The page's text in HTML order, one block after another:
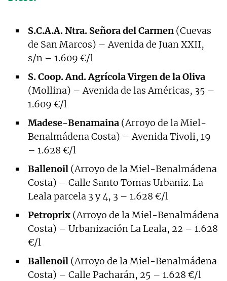
S.C.A.A. Ntra. Señora del Carmen (Cuevas
de San Marcos) – Avenida de Juan XXII,
s/n – 1.609 €/l
S. Coop. And. Agrícola Virgen de la Oliva
(Mollina) – Avenida de las Américas, 35 –
1.609 €/l
Madese-Benamaina (Arroyo de la Miel-
Benalmádena Costa) – Avenida Tivoli, 19
– 1.628 €/l
Ballenoil (Arroyo de la Miel-Benalmádena
Costa) – Calle Santo Tomas Urbaniz. La
Leala parcela 3 y 4, 3 – 1.628 €/l
Petroprix (Arroyo de la Miel-Benalmádena
Costa) – Urbanización La Leala, 22 – 1.628
€/l
Ballenoil (Arroyo de la Miel-Benalmádena
Costa) – Calle Pacharán, 25 – 1.628 €/l